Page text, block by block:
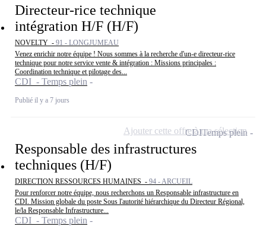
Directeur-rice technique
intégration H/F (H/F)
NOVELTY - 91 - LONGJUMEAU
Venez enrichir notre équipe ! Nous sommes à la recherche d'un-e directeur-rice
technique pour notre service vente & intégration : Missions principales :
Coordination technique et pilotage des...
CDI - Temps plein
Publié il y a 7 jours
Responsable des infrastructures
techniques (H/F)
DIRECTION RESSOURCES HUMAINES - 94 - ARCUEIL
Pour renforcer notre équipe, nous recherchons un Responsable infrastructure en
CDI. Mission globale du poste Sous l'autorité hiérarchique du Directeur Régional,
le/la Responsable Infrastructure...
CDI - Temps plein
CDITemps plein
Ajouter cette offre à ma sélection